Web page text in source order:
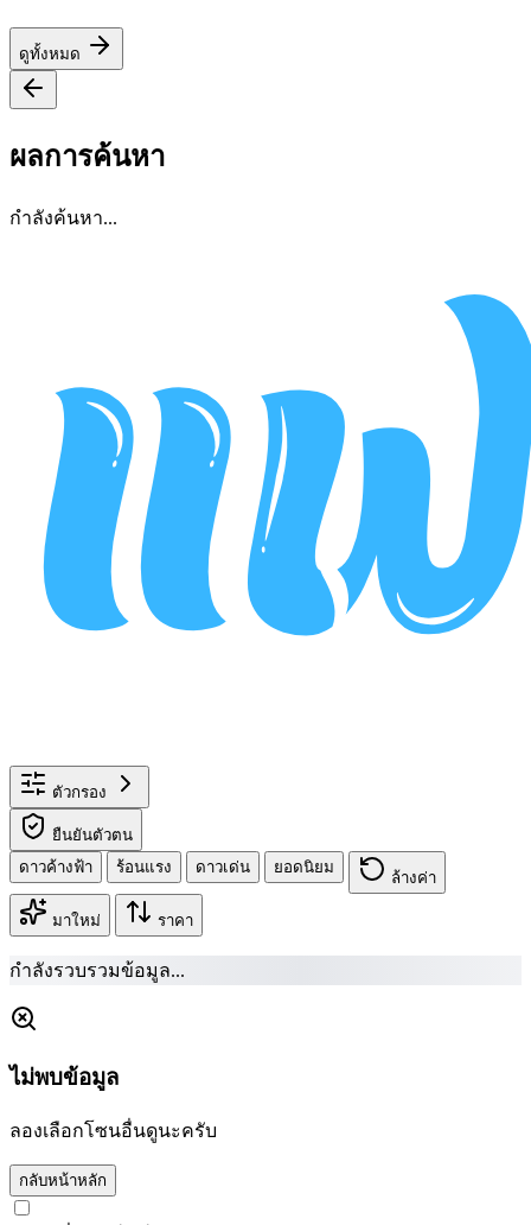
ดูทั้งหมด
ผลการค้นหา
กำลังค้นหา...
ตัวกรอง
ยืนยันตัวตน
ดาวค้างฟ้า
ร้อนแรง ดาวเด่น ยอดนิยม
ล้างค่า
มาใหม่ ราคา
กำลังรวบรวมข้อมูล...
ไม่พบข้อมูล
ลองเลือกโซนอื่นดูนะครับ
กลับหน้าหลัก